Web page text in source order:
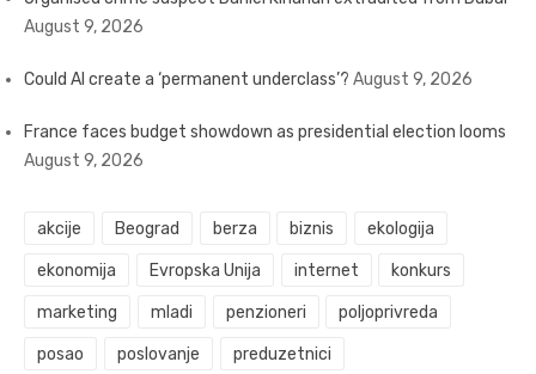
August 9, 2026
Could AI create a ‘permanent underclass’? August 9, 2026
France faces budget showdown as presidential election looms
August 9, 2026
akcije Beograd berza biznis ekologija
ekonomija Evropska Unija internet konkurs
marketing mladi penzioneri poljoprivreda
posao poslovanje preduzetnici